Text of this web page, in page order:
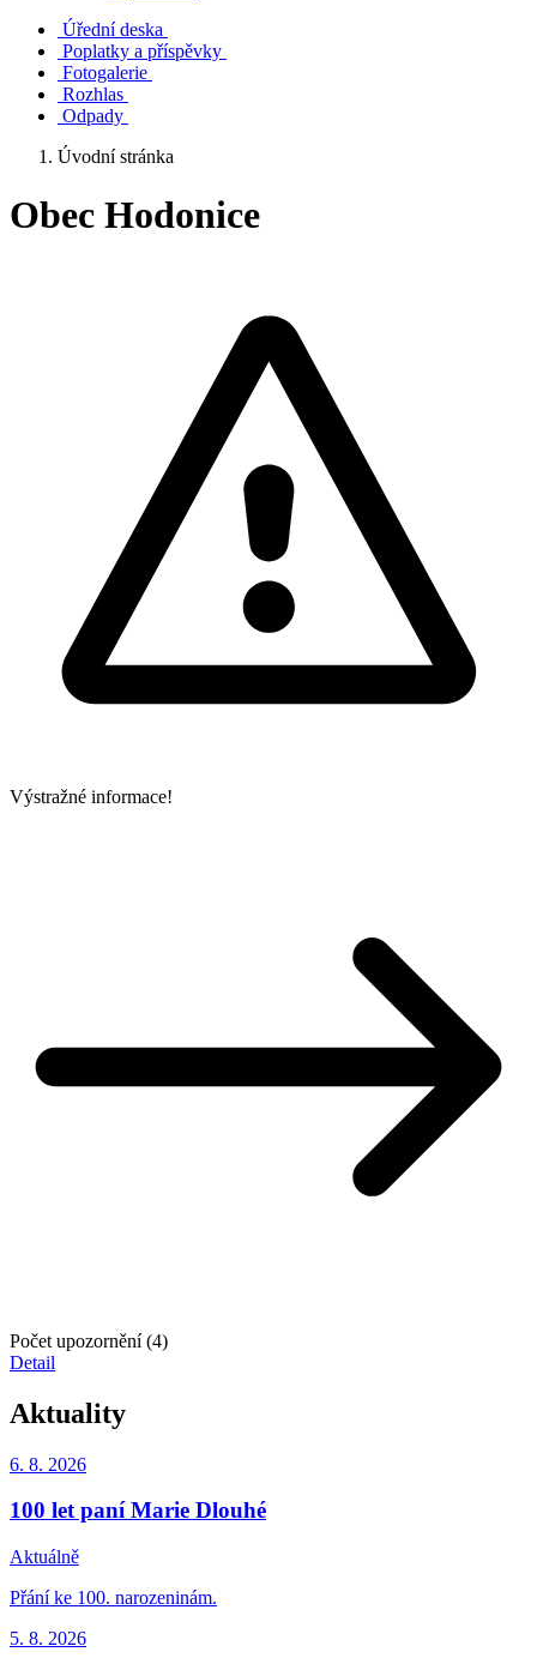
Úřední deska
Poplatky a příspěvky
Fotogalerie
Rozhlas
Odpady
Úvodní stránka
Obec Hodonice
Výstražné informace!
Počet upozornění (4)
Detail
Aktuality
6. 8. 2026
100 let paní Marie Dlouhé
Aktuálně
Přání ke 100. narozeninám.
5. 8. 2026